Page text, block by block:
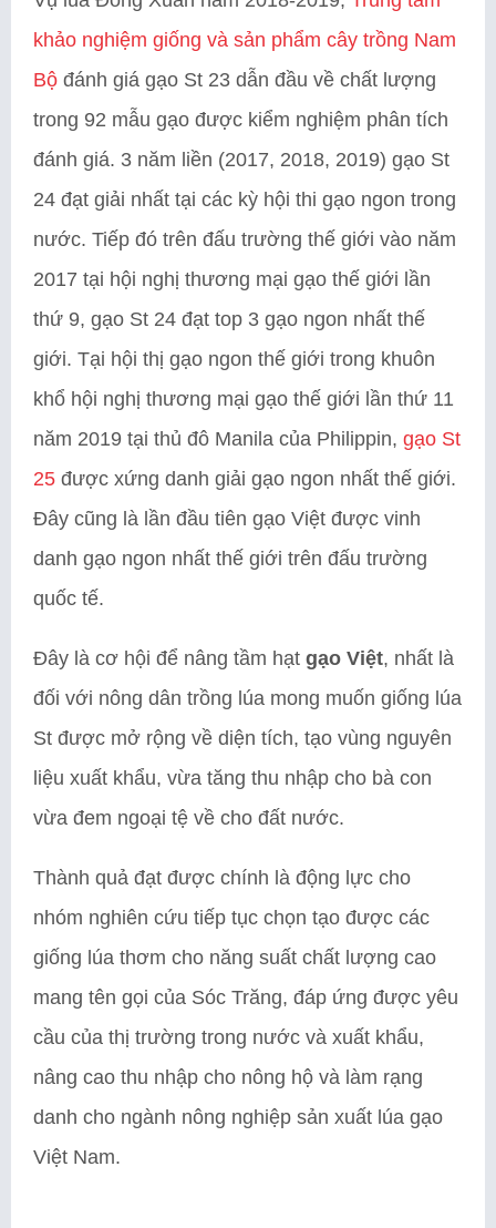
khảo nghiệm giống và sản phẩm cây trồng Nam
Bộ đánh giá gạo St 23 dẫn đầu về chất lượng
trong 92 mẫu gạo được kiểm nghiệm phân tích
đánh giá. 3 năm liền (2017, 2018, 2019) gạo St
24 đạt giải nhất tại các kỳ hội thi gạo ngon trong
nước. Tiếp đó trên đấu trường thế giới vào năm
2017 tại hội nghị thương mại gạo thế giới lần
thứ 9, gạo St 24 đạt top 3 gạo ngon nhất thế
giới. Tại hội thị gạo ngon thế giới trong khuôn
khổ hội nghị thương mại gạo thế giới lần thứ 11
năm 2019 tại thủ đô Manila của Philippin, gạo St
25 được xứng danh giải gạo ngon nhất thế giới.
Đây cũng là lần đầu tiên gạo Việt được vinh
danh gạo ngon nhất thế giới trên đấu trường
quốc tế.
Đây là cơ hội để nâng tầm hạt gạo Việt, nhất là
đối với nông dân trồng lúa mong muốn giống lúa
St được mở rộng về diện tích, tạo vùng nguyên
liệu xuất khẩu, vừa tăng thu nhập cho bà con
vừa đem ngoại tệ về cho đất nước.
Thành quả đạt được chính là động lực cho
nhóm nghiên cứu tiếp tục chọn tạo được các
giống lúa thơm cho năng suất chất lượng cao
mang tên gọi của Sóc Trăng, đáp ứng được yêu
cầu của thị trường trong nước và xuất khẩu,
nâng cao thu nhập cho nông hộ và làm rạng
danh cho ngành nông nghiệp sản xuất lúa gạo
Việt Nam.